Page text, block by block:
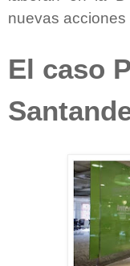
nuevas acciones
El caso